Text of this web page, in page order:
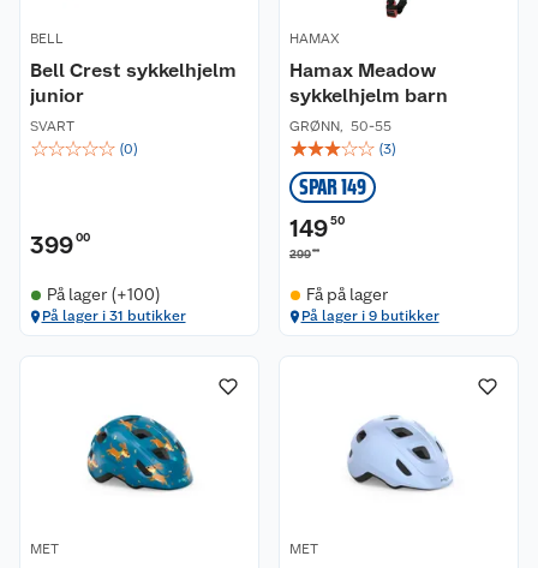
BELL
Bell Crest sykkelhjelm
junior
SVART
☆☆☆☆☆ (0)
39900
På lager (+100)
På lager i 31 butikker
HAMAX
Hamax Meadow
sykkelhjelm barn
GRØNN, 50-55
☆☆☆☆☆ (3)
SPAR 149
14950
29900
Få på lager
På lager i 9 butikker
MET MET